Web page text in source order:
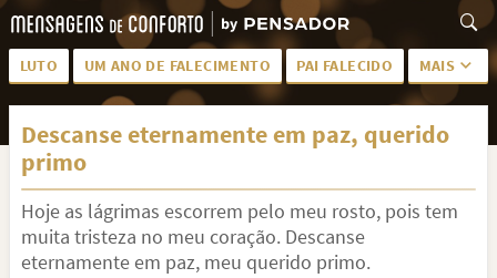
LUTO UM ANO DE FALECIMENTO PAI FALECIDO MAIS
LUTO PARA AMIGA PALAVRAS
PÊSAMES
PÊSAMES PARA AMIGA DESCANSE EM PAZ
MEUS SENTIMENTOS
FRASES DE LUTO PARA AMIGO FIM DE NAMORO
Descanse eternamente em paz, querido
primo
Hoje as lágrimas escorrem pelo meu rosto, pois tem
muita tristeza no meu coração. Descanse
eternamente em paz, meu querido primo.